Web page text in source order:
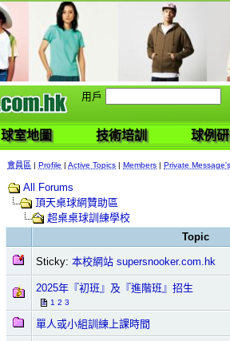
用戶
球室地圖 技術培訓 球例
會員區 | Profile | Active Topics | Members | Private Message's
All Forums
頂天桌球網贊助區
超桌桌球訓練學校
Topic
Sticky: 本校網站 supersnooker.com.hk
2025年『初班』及『進階班』招生
1 2 3
單人或小組訓練上課時間